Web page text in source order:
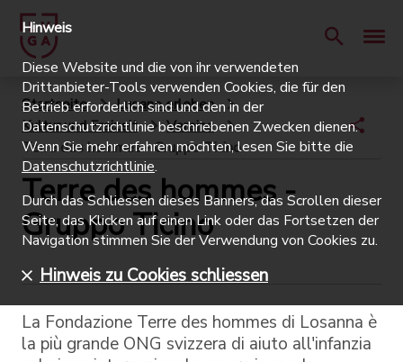
Startseite
Lugano erleben
Kultur und Freizeit
Vereine
Terre des hommes - Gruppo Ticino
Terre des hommes -
Gruppo Ticino
La Fondazione Terre des hommes di Losanna è
la più grande ONG svizzera di aiuto all'infanzia
Hinweis
Diese Website und die von ihr verwendeten
Drittanbieter-Tools verwenden Cookies, die für den
Betrieb erforderlich sind und den in der
Datenschutzrichtlinie beschriebenen Zwecken dienen.
Wenn Sie mehr erfahren möchten, lesen Sie bitte die
Datenschutzrichtlinie.
Durch das Schliessen dieses Banners, das Scrollen dieser
Seite, das Klicken auf einen Link oder das Fortsetzen der
Navigation stimmen Sie der Verwendung von Cookies zu.
Hinweis zu Cookies schliessen